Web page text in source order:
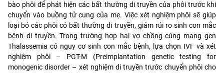
bào phôi để phát hiện các bất thường di truyền của phôi trước khi
chuyển vào buồng tử cung của mẹ. Việc xét nghiệm phôi sẽ giúp
loại bỏ các phôi có bất thường di truyền, giảm rủi ro sinh con mắc
bệnh di truyền. Trong trường hợp hai vợ chồng cùng mang gen
Thalassemia có nguy cơ sinh con mắc bệnh, lựa chọn IVF và xét
nghiệm phôi – PGT-M (Preimplantation genetic testing for
monogenic disorder – xét nghiệm di truyền trước chuyển phôi cho